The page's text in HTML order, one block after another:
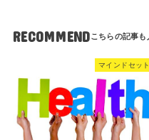
RECOMMEND
マインドセット